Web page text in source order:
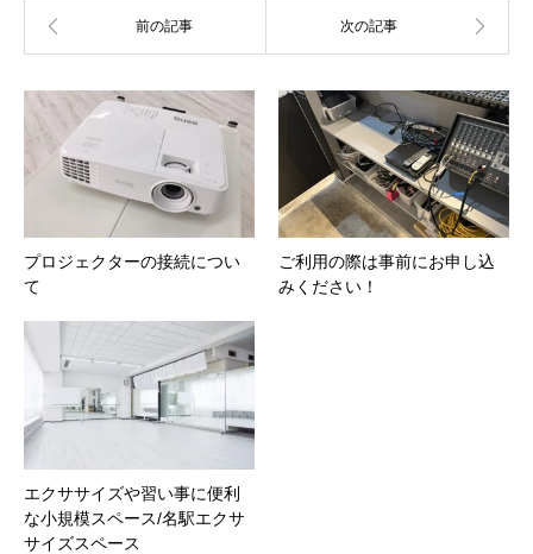
プロジェクターの接続につい
て
ご利用の際は事前にお申し込
みください！
エクササイズや習い事に便利
な小規模スペース/名駅エクサ
サイズスペース